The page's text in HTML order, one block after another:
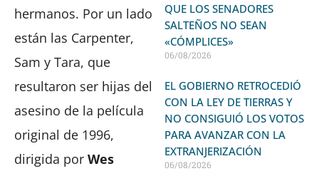
hermanos. Por un lado
están las Carpenter,
Sam y Tara, que
resultaron ser hijas del
asesino de la película
original de 1996,
dirigida por Wes
QUE LOS SENADORES
SALTEÑOS NO SEAN
«CÓMPLICES»
06/08/2026
EL GOBIERNO RETROCEDIÓ
CON LA LEY DE TIERRAS Y
NO CONSIGUIÓ LOS VOTOS
PARA AVANZAR CON LA
EXTRANJERIZACIÓN
06/08/2026